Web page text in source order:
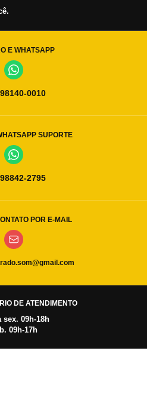
E WHATSAPP
0010
SUPORTE
2795
POR E-MAIL
DE ATENDIMENTO
sex. 09h-18h
09h-17h